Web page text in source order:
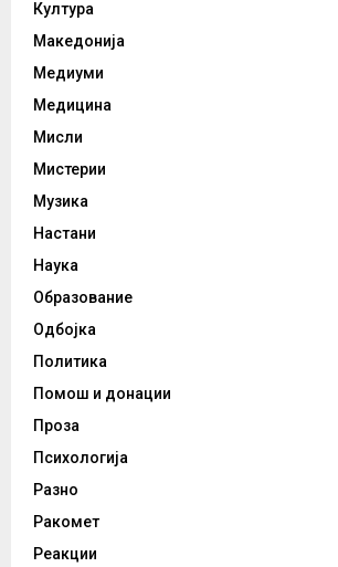
Култура
Македонија
Медиуми
Медицина
Мисли
Мистерии
Музика
Настани
Наука
Образование
Одбојка
Политика
Помош и донации
Проза
Психологија
Разно
Ракомет
Реакции